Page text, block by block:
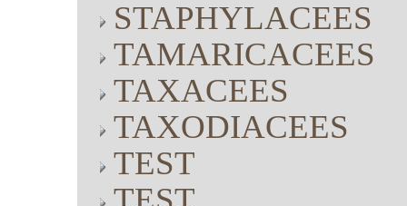
STAPHYLACEES
TAMARICACEES
TAXACEES
TAXODIACEES
TEST